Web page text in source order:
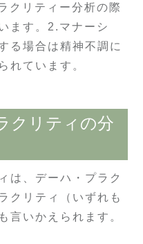
クリティー分析の際
ます。2.マナーシ
る場合は精神不調に
れています。
クリティの分
は、デーハ・プラク
クリティ（いずれも
言いかえられます。